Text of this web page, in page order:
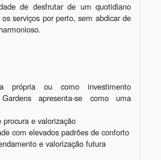
de desfrutar de um quotidiano
serviços por perto, sem abdicar de
própria ou como investimento
apresenta-se como uma
procura e valorização
com elevados padrões de conforto
e valorização futura